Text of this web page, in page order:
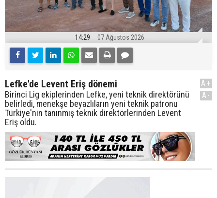
14:29 07 Ağustos 2026
Lefke'de Levent Eriş dönemi
Birinci Lig ekiplerinden Lefke, yeni teknik direktörünü
belirledi, menekşe beyazlıların yeni teknik patronu
Türkiye'nin tanınmış teknik direktörlerinden Levent
Eriş oldu.
A+
A-